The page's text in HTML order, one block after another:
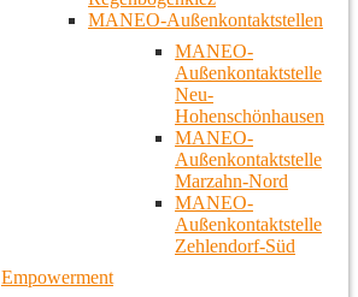
MANEO-Außenkontaktstellen
MANEO-
Außenkontaktstelle
Neu-
Hohenschönhausen
MANEO-
Außenkontaktstelle
Marzahn-Nord
MANEO-
Außenkontaktstelle
Zehlendorf-Süd
Empowerment